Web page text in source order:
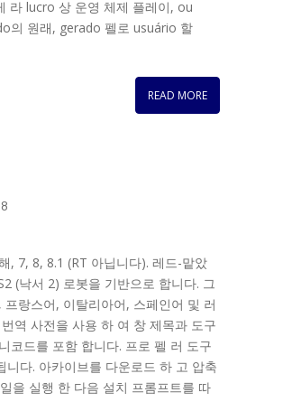
라 lucro 상 운영 체제 플레이, ou
의 원래, gerado 펠로 usuário 할
READ MORE
, 7, 8, 8.1 (RT 아닙니다). 레드-맡았
(낙서 2) 로봇을 기반으로 합니다. 그
프랑스어, 이탈리아어, 스페인어 및 러
역 사전을 사용 하 여 창 제목과 도구
코드를 포함 합니다. 프로 펠 러 도구
니다. 아카이브를 다운로드 하 고 압축
을 실행 한 다음 설치 프롬프트를 따